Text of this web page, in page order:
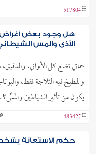
517804
هل وجود بعض أغراض
الأذى والمس
حماتي تضع كل الأواني،
والمطبخ فيه الثلاجة فقط،
يكون من تأثير الشياطين
483427
حكم الاستعانة